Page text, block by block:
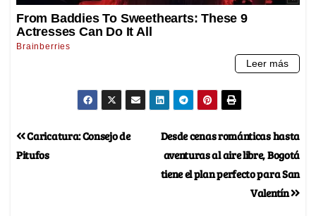
Desde cenas románticas hasta
aventuras al aire libre, Bogotá
tiene el plan perfecto para San
Valentín
Caricatura: Consejo de
Pitufos